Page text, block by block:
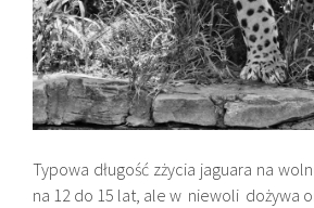
Typowa długość zżycia jaguara na
na 12 do 15 lat, ale w niewoli dożywa